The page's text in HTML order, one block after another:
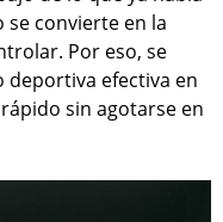
convierte en la
Por eso, se
deportiva efectiva en
sin agotarse en